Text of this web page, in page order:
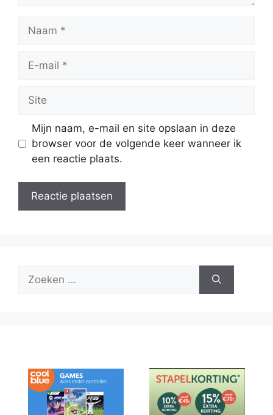
mail
Mijn naam, e-mail en site opslaan in deze
browser voor de volgende keer wanneer ik
een reactie plaats.
Zoek